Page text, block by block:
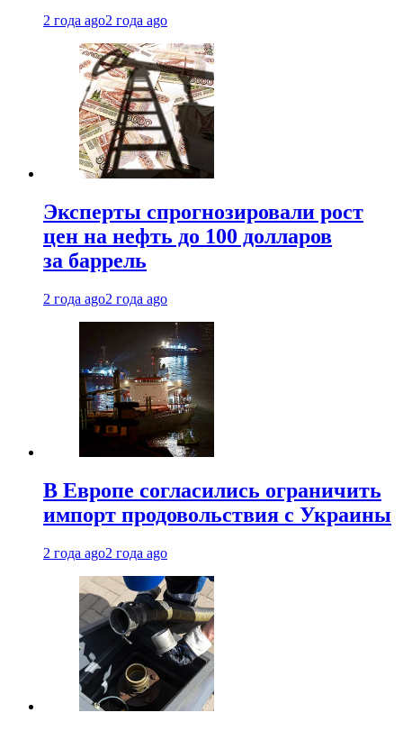
2 года ago2 года ago
Эксперты спрогнозировали рост
цен на нефть до 100 долларов
за баррель
2 года ago2 года ago
В Европе согласились ограничить
импорт продовольствия с Украины
2 года ago2 года ago